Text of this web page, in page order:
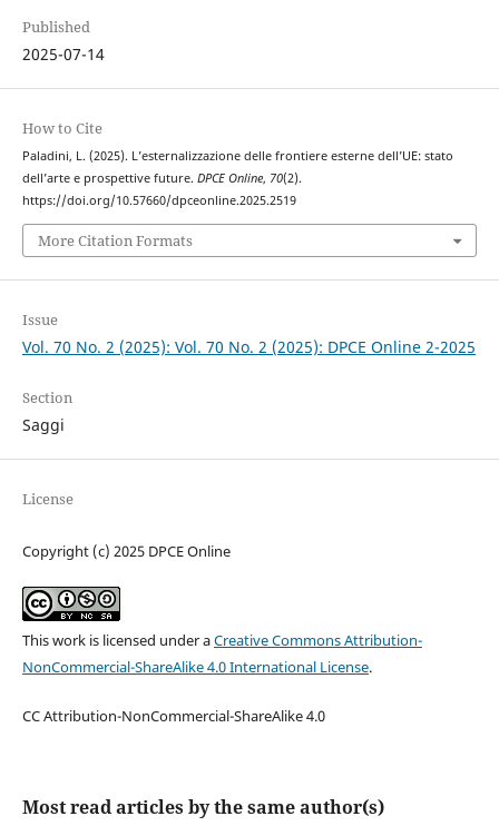
Published
2025-07-14
How to Cite
Paladini, L. (2025). L’esternalizzazione delle frontiere esterne dell’UE: stato
dell’arte e prospettive future. DPCE Online, 70(2).
https://doi.org/10.57660/dpceonline.2025.2519
More Citation Formats
Issue
Vol. 70 No. 2 (2025): Vol. 70 No. 2 (2025): DPCE Online 2-2025
Section
Saggi
License
Copyright (c) 2025 DPCE Online
This work is licensed under aCreative Commons Attribution-
NonCommercial-ShareAlike 4.0 International License.
CC Attribution-NonCommercial-ShareAlike 4.0
Most read articles by the same author(s)